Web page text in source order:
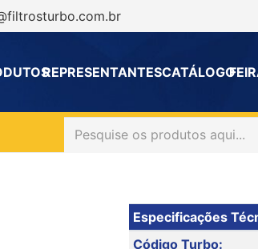
REPRESENTANTESCATÁLOGO
Especificações
Código Turbo: